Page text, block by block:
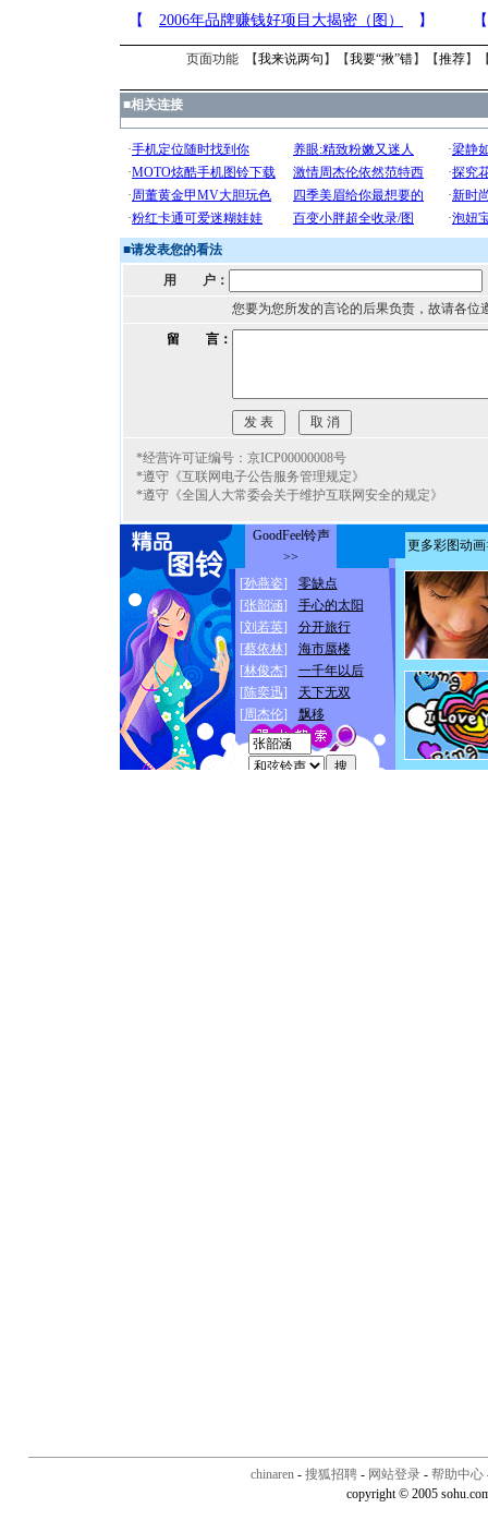
页面功能 【我来说两句 】【我要“揪”错】【推荐】
■相关连接
■请发表您的看法
用 户：
您要为您所发的言论的后果负责，故请各位
留 言：
*经营许可证编号：京ICP00000008号
*遵守《互联网电子公告服务管理规定》
*遵守《全国人大常委会关于维护互联网安全的规定》
chinaren - 搜狐招聘 - 网站登录 - 帮助中心
copyright © 2005